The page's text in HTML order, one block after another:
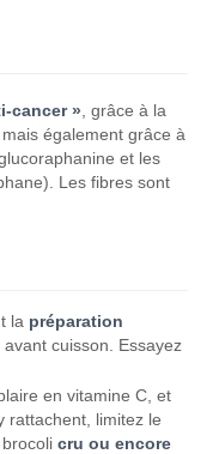
cancer » , grâce à la
également grâce à
et les
Les fibres sont
la préparation
cuisson. Essayez
en vitamine C, et
rattachent, limitez le
brocolicru ou encore